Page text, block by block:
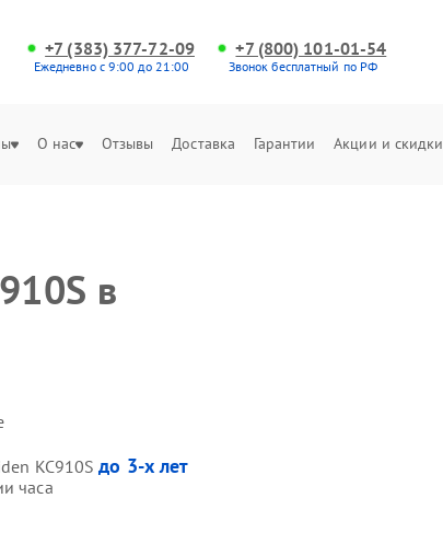
+7 (383) 377-72-09
Ежедневно с 9:00 до 21:00
+7 (800) 101-01-54
Звонок бесплатный по РФ
О нас Отзывы Доставка Гарантии Акции и скидки
в
KC910Sдо 3-х лет
часа